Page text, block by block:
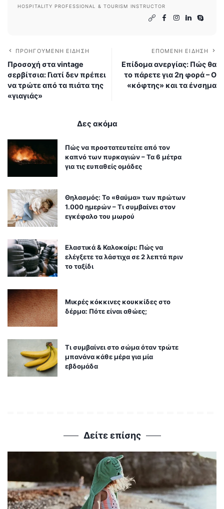
HOSPITALITY PROFESSIONAL & TOURISM INSTRUCTOR
ΠΡΟΗΓΟΎΜΕΝΗ ΕΊΔΗΣΗ
Προσοχή στα vintage
σερβίτσια: Γιατί δεν πρέπει
να τρώτε από τα πιάτα της
«γιαγιάς»
ΕΠΌΜΕΝΗ ΕΊΔΗΣΗ
Επίδομα ανεργίας: Πώς θα
το πάρετε για 2η φορά – Ο
«κόφτης» και τα ένσημα
Δες ακόμα
Πώς να προστατευτείτε από τον
καπνό των πυρκαγιών – Τα 6 μέτρα
για τις ευπαθείς ομάδες
Θηλασμός: Το «θαύμα» των πρώτων
1.000 ημερών – Τι συμβαίνει στον
εγκέφαλο του μωρού
Ελαστικά & Καλοκαίρι: Πώς να
ελέγξετε τα λάστιχα σε 2 λεπτά πριν
το ταξίδι
Μικρές κόκκινες κουκκίδες στο
δέρμα: Πότε είναι αθώες;
Τι συμβαίνει στο σώμα όταν τρώτε
μπανάνα κάθε μέρα για μία
εβδομάδα
Δείτε επίσης